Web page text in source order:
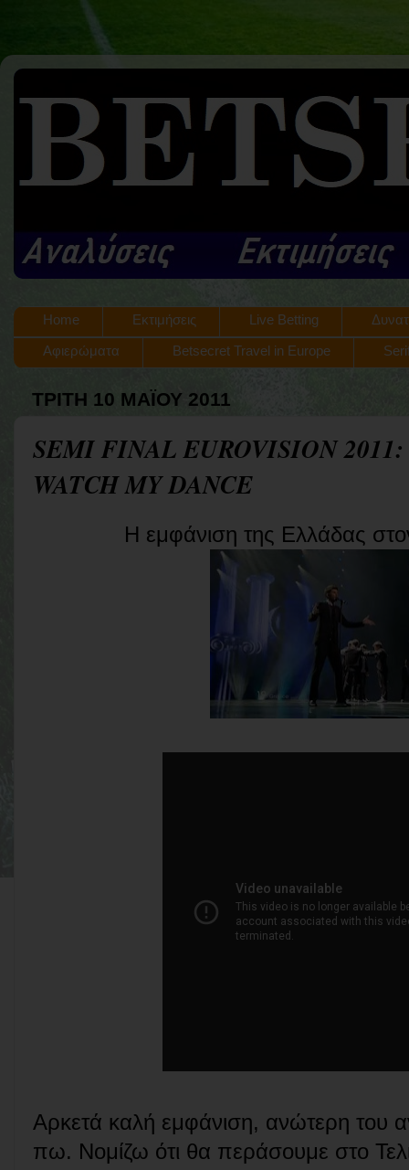
Home Εκτιμήσεις Live Betting
Αφιερώματα
Betsecret Travel in Europe
ΤΡΊΤΗ 10 ΜΑΪ́ΟΥ 2011
SEMI FINAL EUROVISION
WATCH MY DANCE
Η εμφάνιση της Ελλάδας
Αρκετά καλή εμφάνιση, ανώτερη του
πω. Νομίζω ότι θα περάσουμε στο